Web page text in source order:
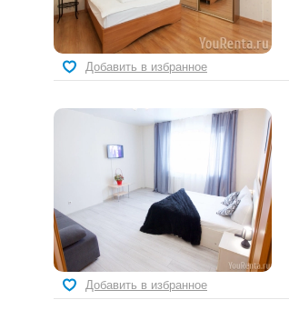
Добавить в избранное
Добавить в избранное